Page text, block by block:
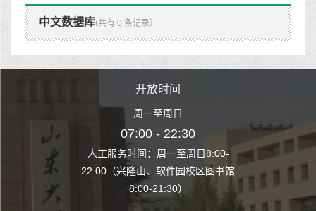
中文数据库(共有 0 条记录）
至周日8:00-
园校区图书馆
开放时间
周一至周日
07:00 - 22:30
人工服务时间：周一至周日8:00-
22:00（兴隆山、软件园校区图书馆
8:00-21:30）
人工服务时间
22:00（兴隆山